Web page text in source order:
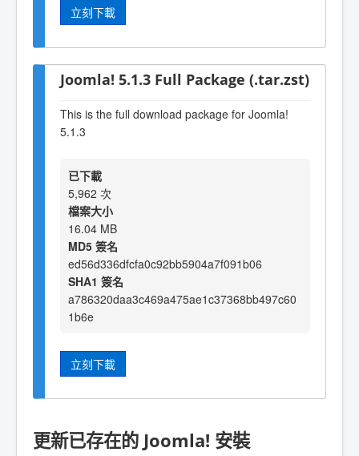
立刻下載
Joomla! 5.1.3 Full Package (.tar.zst)
This is the full download package for Joomla!
5.1.3
已下載
5,962 次
檔案大小
16.04 MB
MD5 簽名
ed56d336dfcfa0c92bb5904a7f091b06
SHA1 簽名
a786320daa3c469a475ae1c37368bb497c60
1b6e
立刻下載
更新已存在的 Joomla! 安裝